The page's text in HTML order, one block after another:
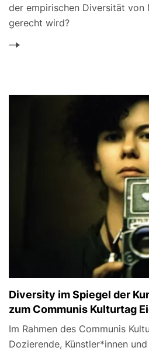
der empirischen Diversität von
gerecht wird?
Diversity im Spiegel der
zum Communis Kulturtag
Im Rahmen des Communis
Dozierende, Künstler*innen